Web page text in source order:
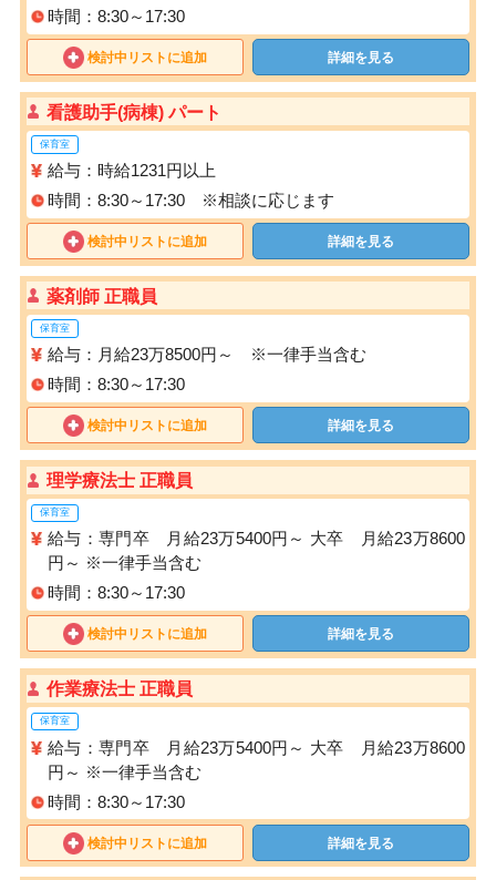
時間：8:30～17:30
検討中リストに追加 詳細を見る
看護助手(病棟) パート
保育室
給与：時給1231円以上
時間：8:30～17:30 ※相談に応じます
検討中リストに追加 詳細を見る
薬剤師 正職員
保育室
給与：月給23万8500円～ ※一律手当含む
時間：8:30～17:30
検討中リストに追加 詳細を見る
理学療法士 正職員
保育室
給与：専門卒 月給23万5400円～ 大卒 月給23万8600
円～ ※一律手当含む
時間：8:30～17:30
検討中リストに追加 詳細を見る
作業療法士 正職員
保育室
給与：専門卒 月給23万5400円～ 大卒 月給23万8600
円～ ※一律手当含む
時間：8:30～17:30
検討中リストに追加 詳細を見る